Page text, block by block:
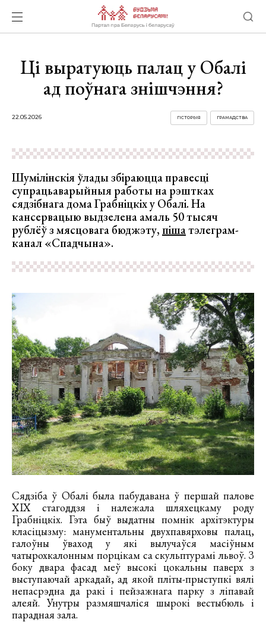
Ці выратуюць палац у Обалі
ад поўнага знішчэння?
22.05.2026 ГРАМАДСТВА
ГІСТОРЫЯ
Шумілінскія ўлады збіраюцца правесці
супрацьаварыйныя работы на рэштках
сядзібнага дома Грабніцкіх у Обалі. На
кансервацыю выдзелена амаль 50 тысяч
рублёў з мясцовага бюджэту, пішатэлеграм-
канал «Спадчына».
Сядзіба ў Обалі была пабудавана ў першай палове
XIX стагоддзя і належала шляхецкаму роду
Грабніцкіх. Гэта быў выдатны помнік архітэктуры
класіцызму: манументальны двухпавярховы палац,
галоўны ўваход у які вылучаўся масіўным
чатырохкалонным порцікам са скульптурамі львоў. З
боку двара фасад меў высокі цокальны паверх з
выступаючай аркадай, ад якой пліты-прыступкі вялі
непасрэдна да ракі і пейзажнага парку з ліпавай
алеяй. Унутры размяшчаліся шырокі вестыбюль і
парадная зала.